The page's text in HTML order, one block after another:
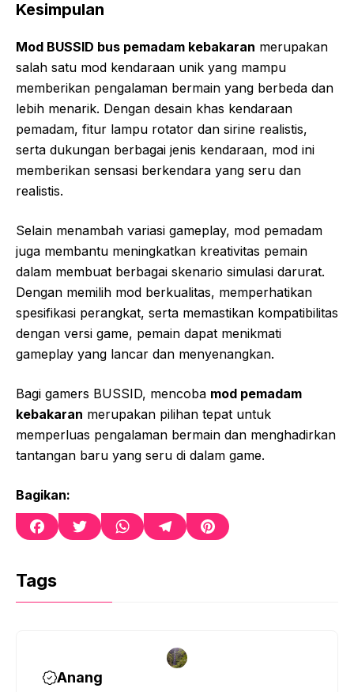
Kesimpulan
Mod BUSSID bus pemadam kebakaran merupakan
salah satu mod kendaraan unik yang mampu
memberikan pengalaman bermain yang berbeda dan
lebih menarik. Dengan desain khas kendaraan
pemadam, fitur lampu rotator dan sirine realistis,
serta dukungan berbagai jenis kendaraan, mod ini
memberikan sensasi berkendara yang seru dan
realistis.
Selain menambah variasi gameplay, mod pemadam
juga membantu meningkatkan kreativitas pemain
dalam membuat berbagai skenario simulasi darurat.
Dengan memilih mod berkualitas, memperhatikan
spesifikasi perangkat, serta memastikan kompatibilitas
dengan versi game, pemain dapat menikmati
gameplay yang lancar dan menyenangkan.
Bagi gamers BUSSID, mencoba mod pemadam
kebakaran merupakan pilihan tepat untuk
memperluas pengalaman bermain dan menghadirkan
tantangan baru yang seru di dalam game.
Bagikan:
F
e
b
T
t
W T
m
P
Tags
Anang